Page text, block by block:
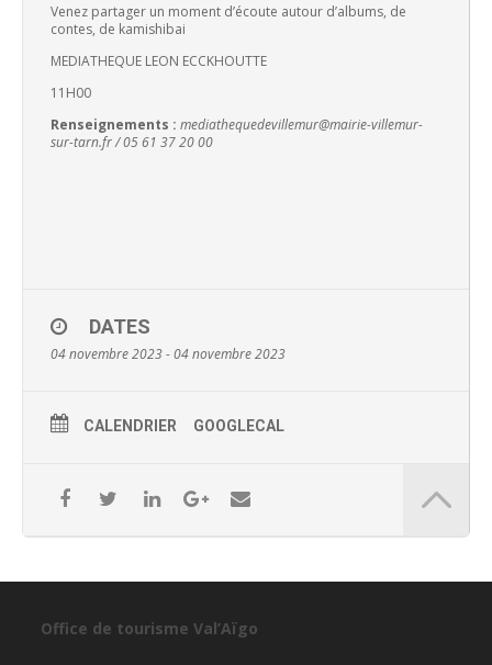
Venez partager un moment d’écoute autour d’albums, de
contes, de kamishibai
MEDIATHEQUE LEON ECCKHOUTTE
11H00
Renseignements : mediathequedevillemur@mairie-villemur-
sur-tarn.fr / 05 61 37 20 00
DATES
04 novembre 2023 - 04 novembre 2023
CALENDRIER GOOGLECAL
Office de tourisme Val’Aïgo